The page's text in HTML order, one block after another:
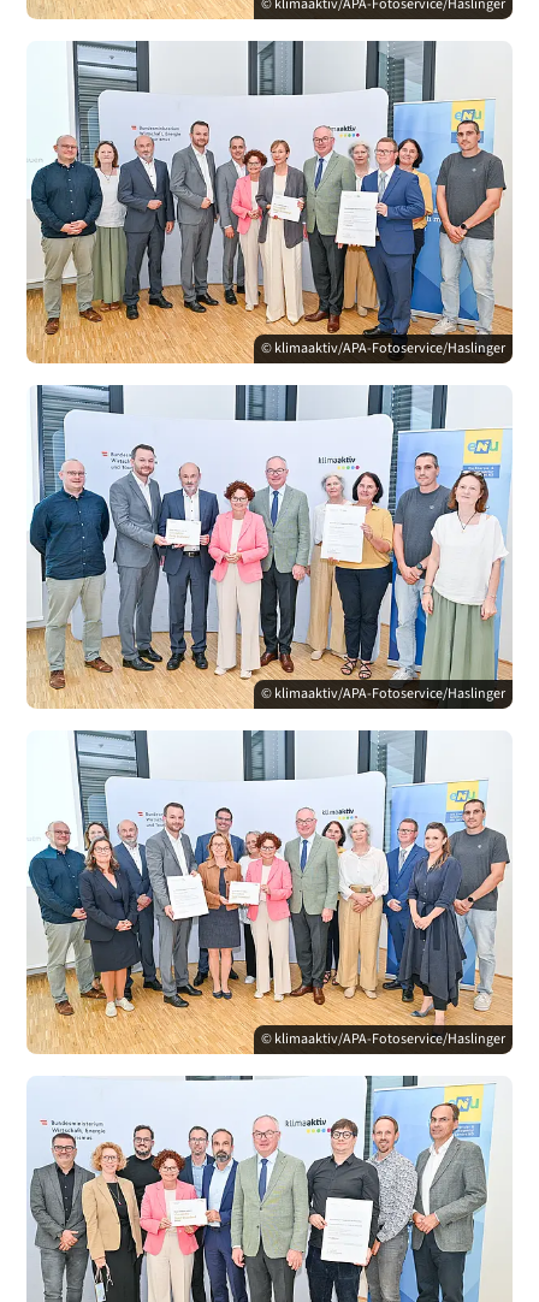
© klimaaktiv/APA-Fotoservice/Haslinger
© klimaaktiv/APA-Fotoservice/Haslinger
© klimaaktiv/APA-Fotoservice/Haslinger